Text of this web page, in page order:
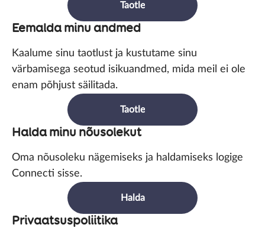
Taotle
Eemalda minu andmed
Kaalume sinu taotlust ja kustutame sinu
värbamisega seotud isikuandmed, mida meil ei ole
enam põhjust säilitada.
Taotle
Halda minu nõusolekut
Oma nõusoleku nägemiseks ja haldamiseks logige
Connecti sisse.
Halda
Privaatsuspoliitika